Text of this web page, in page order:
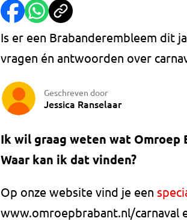
Is er een Brabanderembleem dit
vragen én antwoorden over
Geschreven door
Jessica Ranselaar
Ik wil graag weten wat Omroep
Waar kan ik dat vinden?
Op onze website vind je een
www.omroepbrabant.nl/carnaval